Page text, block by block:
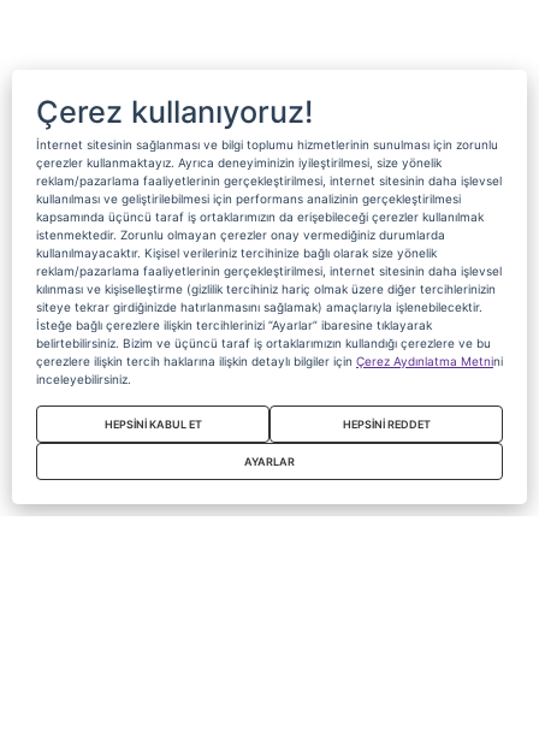
Çerez kullanıyoruz!
İnternet sitesinin sağlanması ve bilgi toplumu hizmetlerinin sunulması için zorunlu
çerezler kullanmaktayız. Ayrıca deneyiminizin iyileştirilmesi, size yönelik
reklam/pazarlama faaliyetlerinin gerçekleştirilmesi, internet sitesinin daha işlevsel
kullanılması ve geliştirilebilmesi için performans analizinin gerçekleştirilmesi
kapsamında üçüncü taraf iş ortaklarımızın da erişebileceği çerezler kullanılmak
istenmektedir. Zorunlu olmayan çerezler onay vermediğiniz durumlarda
kullanılmayacaktır. Kişisel verileriniz tercihinize bağlı olarak size yönelik
reklam/pazarlama faaliyetlerinin gerçekleştirilmesi, internet sitesinin daha işlevsel
kılınması ve kişiselleştirme (gizlilik tercihiniz hariç olmak üzere diğer tercihlerinizin
siteye tekrar girdiğinizde hatırlanmasını sağlamak) amaçlarıyla işlenebilecektir.
İsteğe bağlı çerezlere ilişkin tercihlerinizi “Ayarlar” ibaresine tıklayarak
belirtebilirsiniz. Bizim ve üçüncü taraf iş ortaklarımızın kullandığı çerezlere ve bu
çerezlere ilişkin tercih haklarına ilişkin detaylı bilgiler için Çerez Aydınlatma Metnini
inceleyebilirsiniz.
HEPSİNİ KABUL ET HEPSİNİ REDDET
AYARLAR